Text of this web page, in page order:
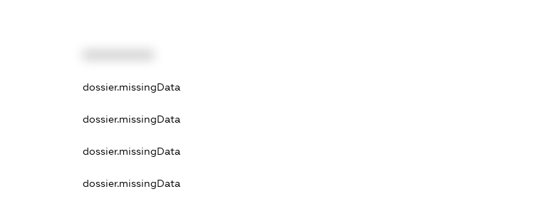
dossier.missingData
dossier.missingData
dossier.missingData
dossier.missingData